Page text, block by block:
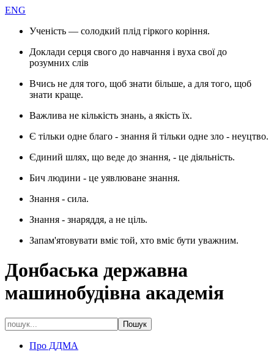
ENG
Ученість — солодкий плід гіркого коріння.
Доклади серця свого до навчання і вуха свої до
розумних слів
Вчись не для того, щоб знати більше, а для того, щоб
знати краще.
Важлива не кількість знань, а якість їх.
Є тільки одне благо - знання й тільки одне зло - неуцтво.
Єдиний шлях, що веде до знання, - це діяльність.
Бич людини - це уявлюване знання.
Знання - сила.
Знання - знаряддя, а не ціль.
Запам'ятовувати вміє той, хто вміє бути уважним.
Донбаська державна
машинобудівна академія
Про ДДМА